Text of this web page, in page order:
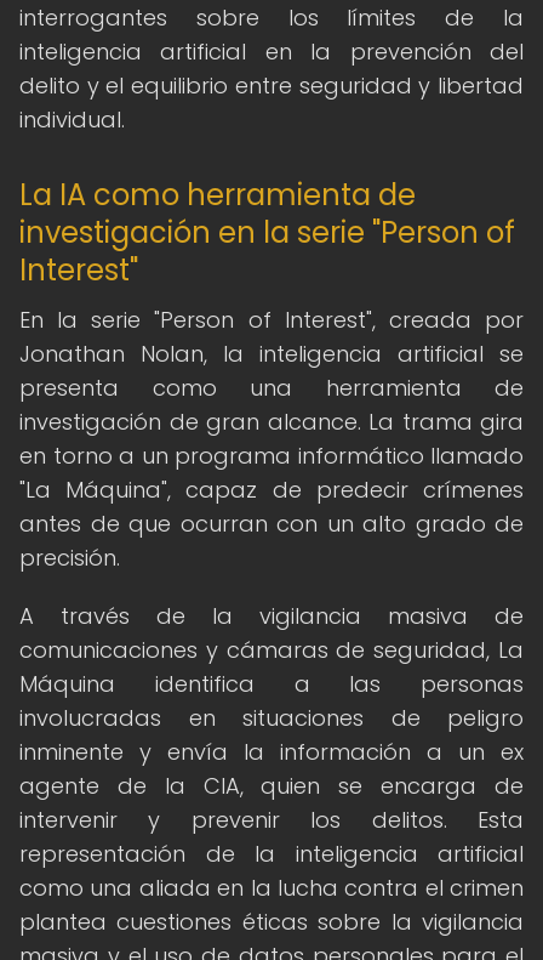
interrogantes sobre los límites de la
inteligencia artificial en la prevención del
delito y el equilibrio entre seguridad y libertad
individual.
La IA como herramienta de
investigación en la serie "Person of
Interest"
En la serie "Person of Interest", creada por
Jonathan Nolan, la inteligencia artificial se
presenta como una herramienta de
investigación de gran alcance. La trama gira
en torno a un programa informático llamado
"La Máquina", capaz de predecir crímenes
antes de que ocurran con un alto grado de
precisión.
A través de la vigilancia masiva de
comunicaciones y cámaras de seguridad, La
Máquina identifica a las personas
involucradas en situaciones de peligro
inminente y envía la información a un ex
agente de la CIA, quien se encarga de
intervenir y prevenir los delitos. Esta
representación de la inteligencia artificial
como una aliada en la lucha contra el crimen
plantea cuestiones éticas sobre la vigilancia